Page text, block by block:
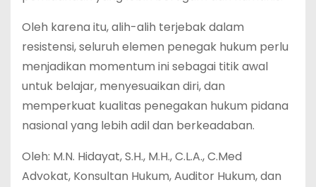
Oleh karena itu, alih-alih terjebak dalam
resistensi, seluruh elemen penegak hukum perlu
menjadikan momentum ini sebagai titik awal
untuk belajar, menyesuaikan diri, dan
memperkuat kualitas penegakan hukum pidana
nasional yang lebih adil dan berkeadaban.
Oleh: M.N. Hidayat, S.H., M.H., C.L.A., C.Med
Advokat, Konsultan Hukum, Auditor Hukum, dan